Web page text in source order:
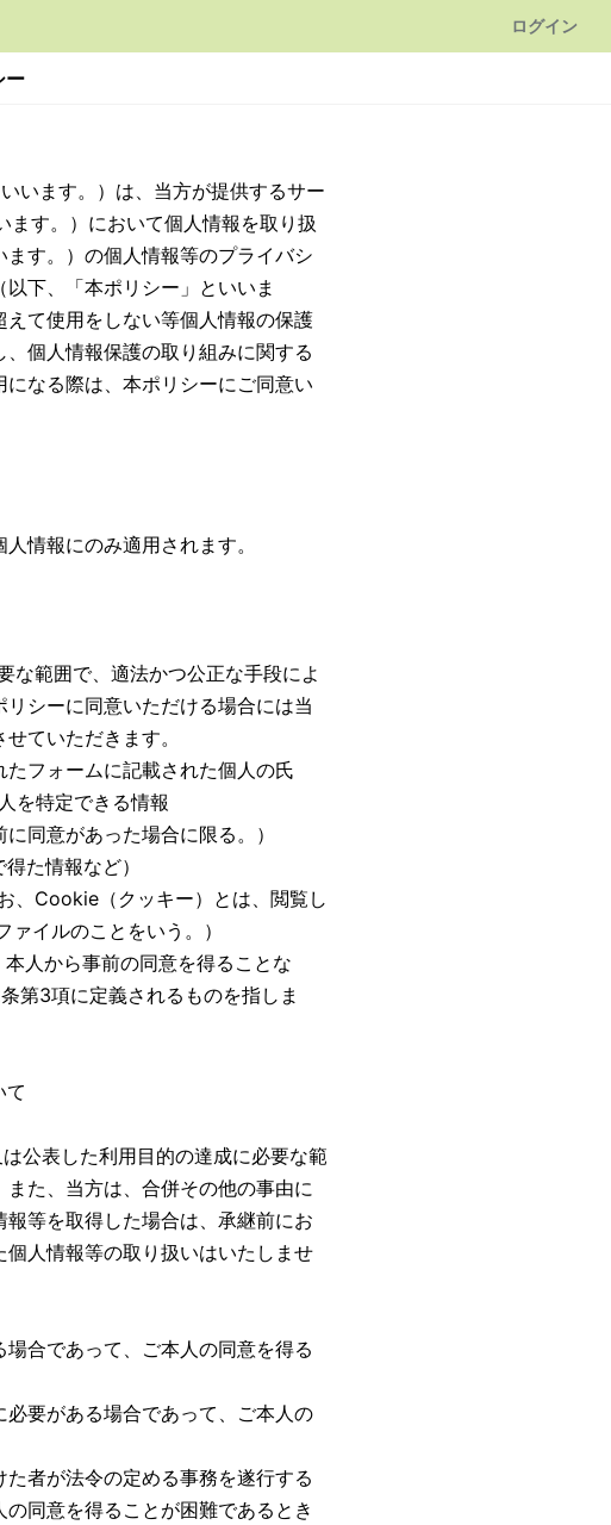
ログイン
ー
います。）は、当方が提供するサー
ます。）において個人情報を取り扱
す。）の個人情報等のプライバシ
下、「本ポリシー」といいま
て使用をしない等個人情報の保護
個人情報保護の取り組みに関する
なる際は、本ポリシーにご同意い
情報にのみ適用されます。
な範囲で、適法かつ公正な手段によ
シーに同意いただける場合には当
ていただきます。
フォームに記載された個人の氏
を特定できる情報
同意があった場合に限る。）
た情報など）
Cookie（クッキー）とは、閲覧し
イルのことをいう。）
人から事前の同意を得ることな
第3項に定義されるものを指しま
て
公表した利用目的の達成に必要な範
た、当方は、合併その他の事由に
等を取得した場合は、承継前にお
人情報等の取り扱いはいたしませ
合であって、ご本人の同意を得る
要がある場合であって、ご本人の
者が法令の定める事務を遂行する
同意を得ることが困難であるとき